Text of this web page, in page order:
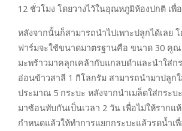
12 ชั่วโมง โดยวางไว้ในอุณหภูมิห้องปกติ เพื่
หลังจากนั้นก็สามารถนำไปเพาะปลูกได้เลย
ฟาร์มจะใช้ขนาดมาตรฐานคือ ขนาด 30 คูณ
มะพร้าวมาคลุกเคล้ากับแกลบดำและนำใส่ก
อ่อนข้าวสาลี 1 กิโลกรัม สามารถนำมาปลูก
ประมาณ 5 กระบะ หลังจากนำเมล็ดใส่กระบ
มาซ้อนทับกันเป็นเวลา 2 วัน เพื่อไม่ให้รากแ
กำหนดแล้วให้ทำการแยกกระบะแล้วรดน้ำเ